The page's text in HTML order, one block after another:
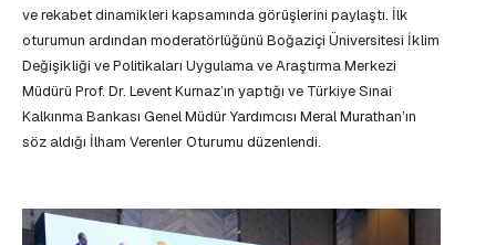
ve rekabet dinamikleri kapsamında görüşlerini paylaştı. İlk
oturumun ardından moderatörlüğünü Boğaziçi Üniversitesi İklim
Değişikliği ve Politikaları Uygulama ve Araştırma Merkezi
Müdürü Prof. Dr. Levent Kurnaz’ın yaptığı ve Türkiye Sınai
Kalkınma Bankası Genel Müdür Yardımcısı Meral Murathan’ın
söz aldığı İlham Verenler Oturumu düzenlendi.